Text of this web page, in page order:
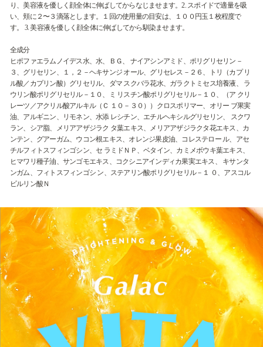
り、美容液を優しく顔全体に伸ばしてからなじませます。2. スポイドで適量を吸
い、頬に２〜３滴落とします。１回の使用量の目安は、１００円玉１枚程度で
す。 3. 美容液を優しく顔全体に伸ばしてから馴染ませます。
全成分
ヒポファエラムノイデス水、水、ＢＧ、 ナイアシンアミド、ポリグリセリン－
３、グリセリン、１，２－ヘキサンジ オール、グリセレス－２６、トリ（カプ リ
ル酸／カプリン酸）グリセリル、ダマ スクバラ花水、ガラクトミセス培養液、 ラ
ウリン酸ポリグリセリル－１０、ミ リスチン酸ポリグリセリル－１０、（ア クリ
レーツ／アクリル酸アルキル（Ｃ １０－３０））クロスポリマー、オリー ブ果実
油、アルギニン、リモネン、水添 レシチン、エチルヘキシルグリセリン、 スクワ
ラン、シア脂、メリアアザジラク タ葉エキス、メリアアザジラクタ花エキス、カ
ンテン、グアーガム、ウコン根エキス、オレンジ果皮油、コレステロー ル、アセ
チルフィトスフィンゴシン、セ ラミドＮＰ、ベタイン、カミメボウキ葉エキス、
ヒマワリ種子油、サンゴモエキス、コクシニアインディカ果実エキス、 キサンタ
ンガム、フィトスフィンゴシ ン、ステアリン酸ポリグリセリル－１ ０、アスコル
ビルリン酸Ｎ